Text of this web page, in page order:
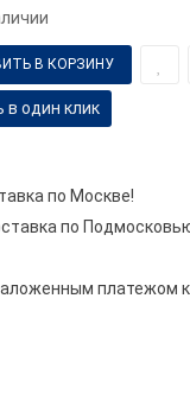
в один клик
по Москве!
по
платежом